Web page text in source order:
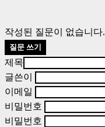
작성된 질문이 없습니다.
질문 쓰기
제목
글쓴이
이메일
비밀번호
비밀번호